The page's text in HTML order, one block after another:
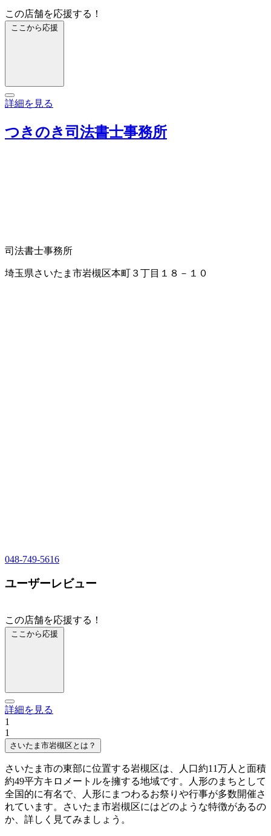
この店舗を応援する！
ここから応援
詳細を見る
つきのき司法書士事務所
司法書士事務所
埼玉県さいたま市岩槻区本町３丁目１８－１０
048-749-5616
ユーザーレビュー
この店舗を応援する！
ここから応援
詳細を見る
1
1
さいたま市岩槻区とは？
さいたま市の東部に位置する岩槻区は、人口約11万人と面積
約49平方キロメートルを擁する地域です。人形のまちとして
全国的に有名で、人形にまつわるお祭りや行事が多数開催さ
れています。さいたま市岩槻区にはどのような特徴があるの
か、詳しく見てみましょう。